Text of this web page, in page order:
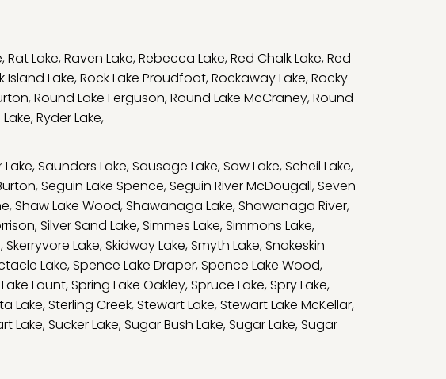
,Rat Lake,Raven Lake,Rebecca Lake,Red Chalk Lake,Red
Island Lake,Rock Lake Proudfoot,Rockaway Lake,Rocky
,Round Lake Ferguson,Round Lake McCraney,Round
,Ryder Lake,
,Saunders Lake,Sausage Lake,Saw Lake,Scheil Lake,
,Seguin Lake Spence,Seguin River McDougall,Seven
,Shaw Lake Wood,Shawanaga Lake,Shawanaga River,
,Silver Sand Lake,Simmes Lake,Simmons Lake,
,Skerryvore Lake,Skidway Lake,Smyth Lake,Snakeskin
Lake,Spence Lake Draper,Spence Lake Wood,
Lount,Spring Lake Oakley,Spruce Lake,Spry Lake,
Lake,Sterling Creek,Stewart Lake,Stewart Lake McKellar,
Lake,Sucker Lake,Sugar Bush Lake,Sugar Lake,Sugar